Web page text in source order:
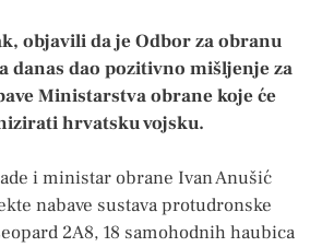
objavili da je Odbor za obranu
danas dao pozitivno mišljenje za
Ministarstva obrane koje će
hrvatsku vojsku.
i ministar obrane Ivan Anušić
nabave sustava protudronske
2A8, 18 samohodnih haubica